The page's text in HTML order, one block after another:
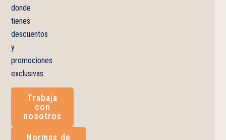
donde
tienes
descuentos
y
promociones
exclusivas.
Trabaja
con
nosotros
Normas de